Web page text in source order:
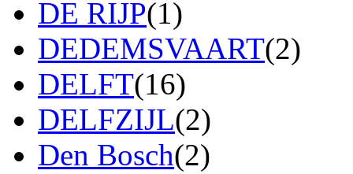
DE RIJP(1)
DEDEMSVAART(2)
DELFT(16)
DELFZIJL(2)
Den Bosch(2)